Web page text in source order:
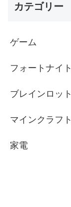
カテゴリー
ゲーム
フォートナイト
ブレインロット
マインクラフト
家電